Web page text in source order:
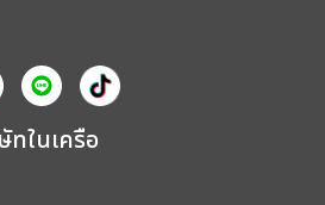
ในเครือ